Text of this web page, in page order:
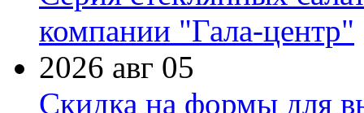
компании "Гала-центр"
2026 авг 05
Скидка на формы для